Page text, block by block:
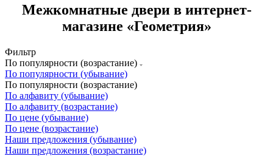
Межкомнатные двери в интернет-
магазине «Геометрия»
Фильтр
По популярности (возрастание)
По популярности (убывание)
По популярности (возрастание)
По алфавиту (убывание)
По алфавиту (возрастание)
По цене (убывание)
По цене (возрастание)
Наши предложения (убывание)
Наши предложения (возрастание)